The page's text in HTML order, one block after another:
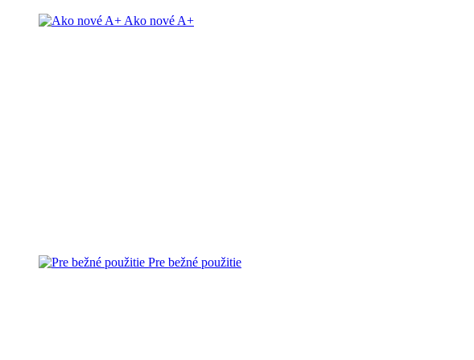
Ako nové A+
Pre bežné použitie